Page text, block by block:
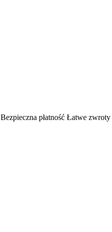
Bezpieczna płatność Łatwe zwroty